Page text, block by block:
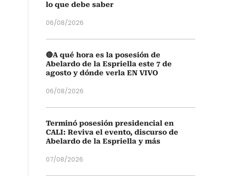
lo que debe saber
06/08/2026
🔴A qué hora es la posesión de
Abelardo de la Espriella este 7 de
agosto y dónde verla EN VIVO
06/08/2026
Terminó posesión presidencial en
CALI: Reviva el evento, discurso de
Abelardo de la Espriella y más
07/08/2026